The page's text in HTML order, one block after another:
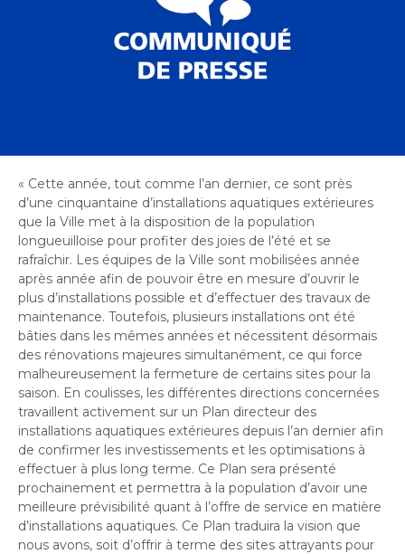
fenêtre
Bureau de l’éthique et de l’inspection
dans
une
nouvelle
fenêtre
Bureau protecteur citoyen
Bureau protecteur citoyen
Centre-ville de Longueuil
Centre-ville de Longueuil
Gouvernance et saine gestion
Office de participation publique de Longueuil
Office de participation publique de Longueuil
Ouvre
dans
une
nouvelle
fenêtre
Politiques municipales
Politiques municipales
Réclamations
Réclamations
Vérificatrice générale
Vérificatrice générale
« Cette année, tout comme l’an dernier, ce sont près
d’une cinquantaine d’installations aquatiques extérieures
que la Ville met à la disposition de la population
longueuilloise pour profiter des joies de l’été et se
rafraîchir. Les équipes de la Ville sont mobilisées année
après année afin de pouvoir être en mesure d’ouvrir le
plus d’installations possible et d’effectuer des travaux de
maintenance. Toutefois, plusieurs installations ont été
bâties dans les mêmes années et nécessitent désormais
des rénovations majeures simultanément, ce qui force
malheureusement la fermeture de certains sites pour la
saison. En coulisses, les différentes directions concernées
travaillent activement sur un Plan directeur des
installations aquatiques extérieures depuis l’an dernier afin
de confirmer les investissements et les optimisations à
effectuer à plus long terme. Ce Plan sera présenté
prochainement et permettra à la population d’avoir une
meilleure prévisibilité quant à l’offre de service en matière
d’installations aquatiques. Ce Plan traduira la vision que
nous avons, soit d’offrir à terme des sites attrayants pour